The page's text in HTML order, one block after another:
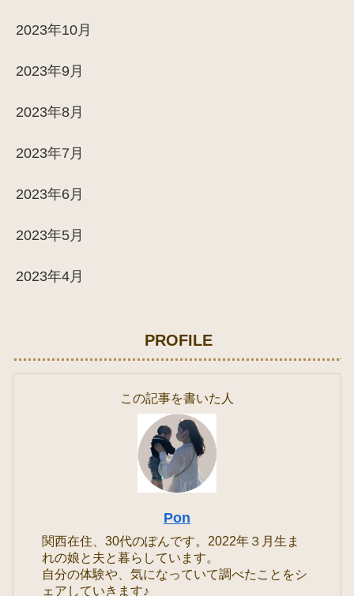
2023年10月
2023年9月
2023年8月
2023年7月
2023年6月
2023年5月
2023年4月
PROFILE
この記事を書いた人
Pon
関西在住、30代のぽんです。2022年３月生ま
れの娘と夫と暮らしています。
自分の体験や、気になっていて調べたことをシ
ェアしていきます♪